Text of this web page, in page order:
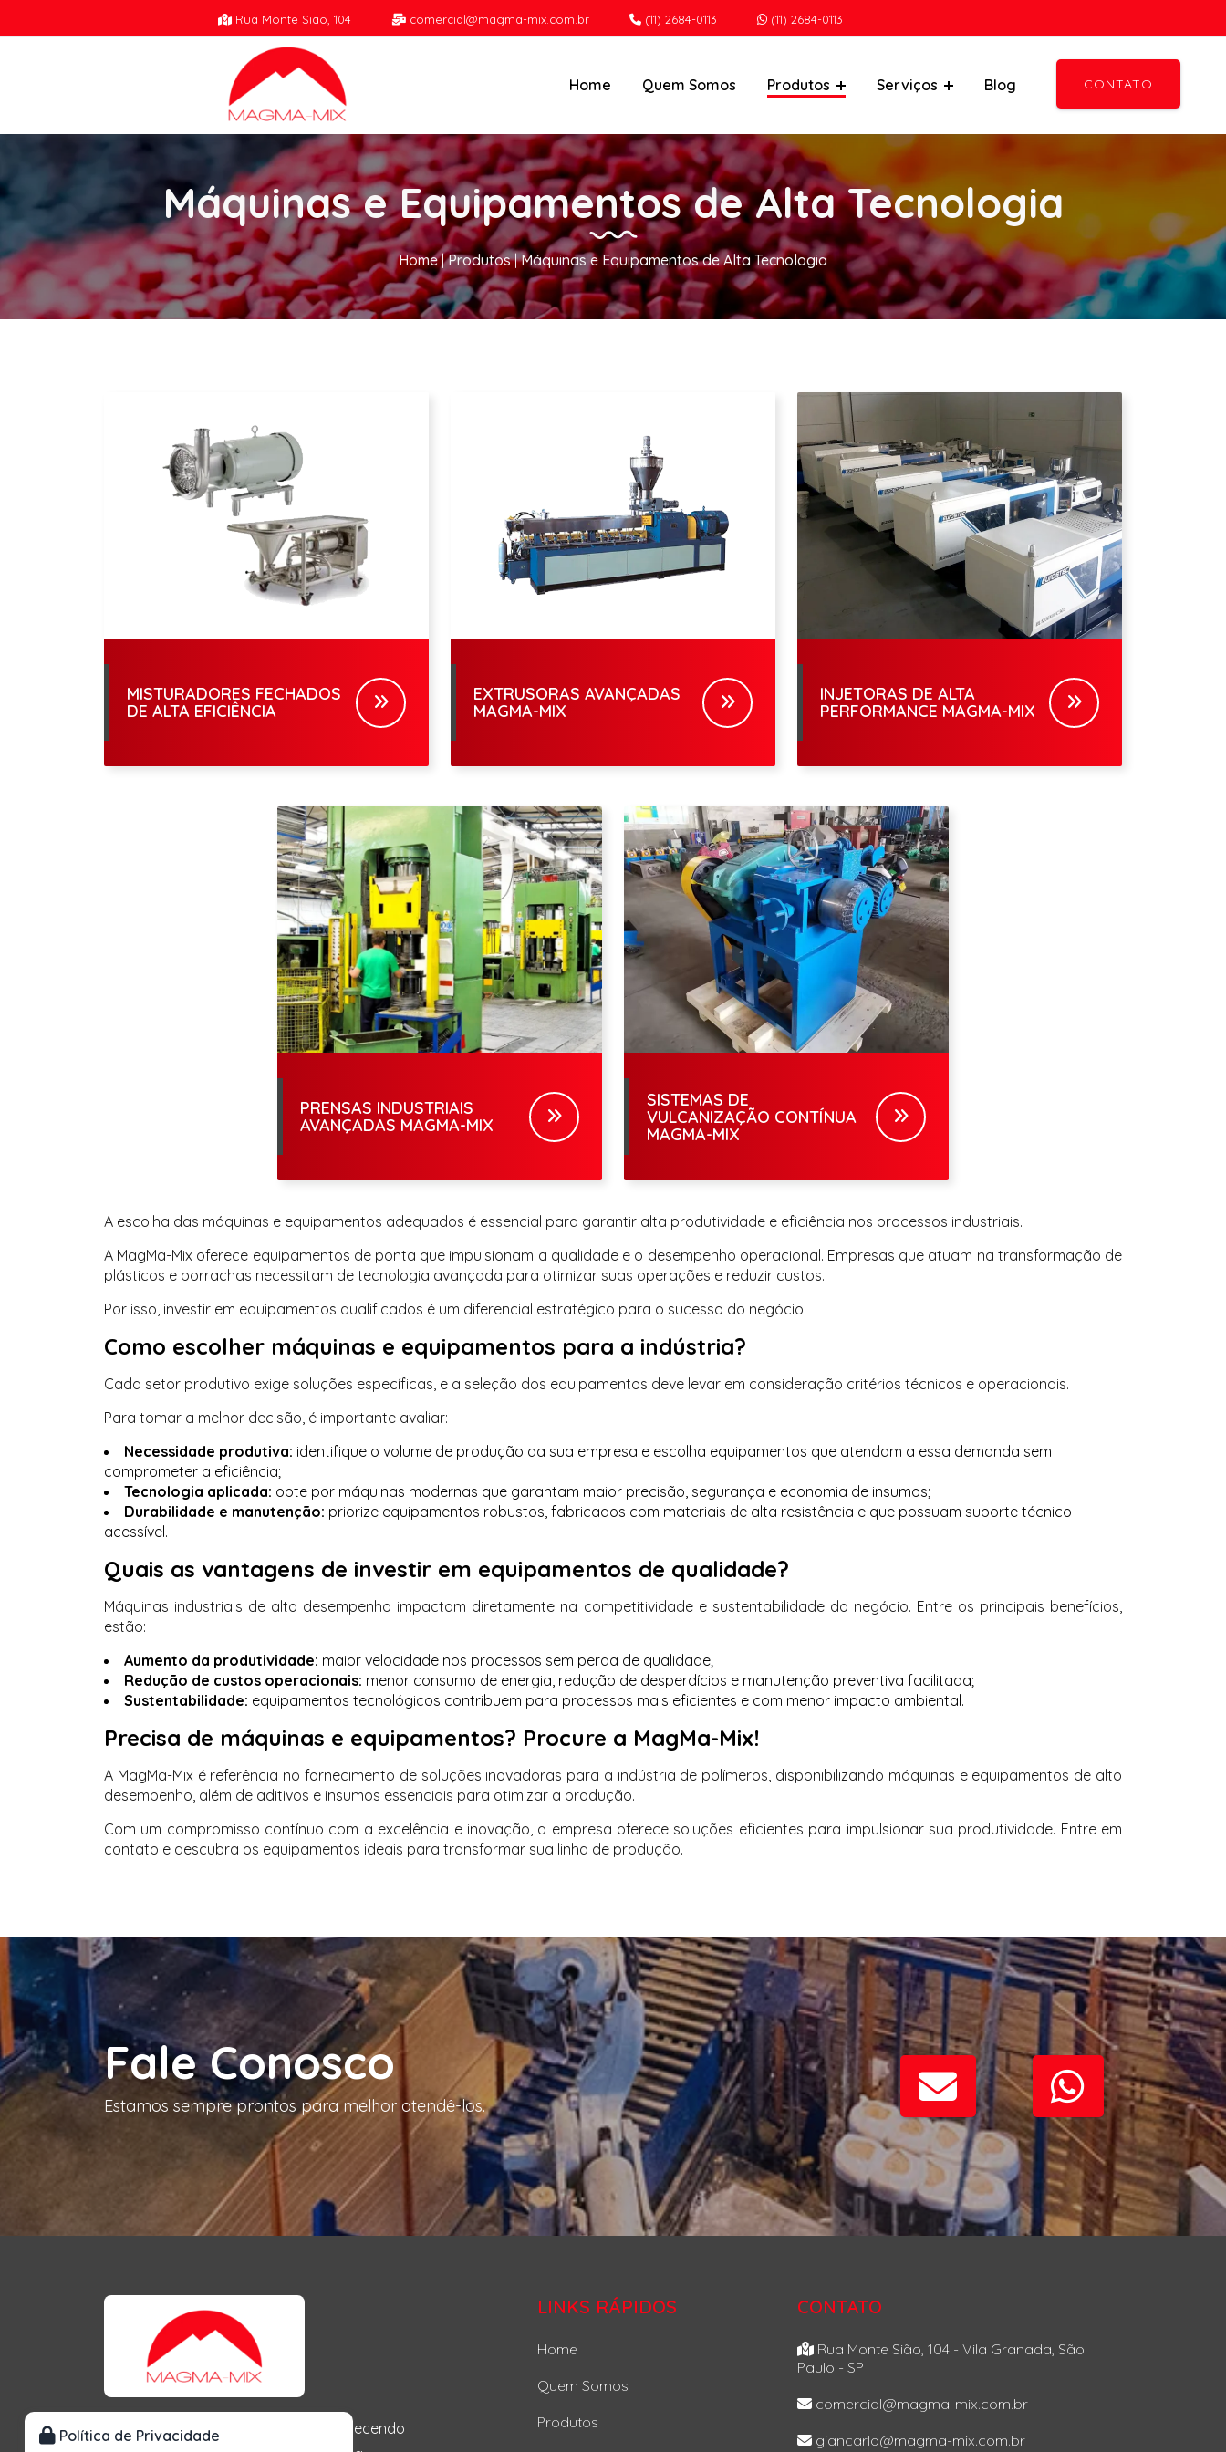
Rua Monte Sião, 104 comercial@magma-mix.com.br (11) 2684-0113 (11) 2684-0113
Home Quem Somos Produtos Serviços Blog CONTATO
Máquinas e Equipamentos de Alta Tecnologia
Home|Produtos|Máquinas e Equipamentos de Alta Tecnologia
MISTURADORES FECHADOS
DE ALTA EFICIÊNCIA
EXTRUSORAS AVANÇADAS
MAGMA-MIX
INJETORAS DE ALTA
PERFORMANCE MAGMA-MIX
PRENSAS INDUSTRIAIS
AVANÇADAS MAGMA-MIX
SISTEMAS DE
VULCANIZAÇÃO CONTÍNUA
MAGMA-MIX
A escolha das máquinas e equipamentos adequados é essencial para garantir alta produtividade e eficiência nos processos industriais.
A MagMa-Mix oferece equipamentos de ponta que impulsionam a qualidade e o desempenho operacional. Empresas que atuam na transformação de
plásticos e borrachas necessitam de tecnologia avançada para otimizar suas operações e reduzir custos.
Por isso, investir em equipamentos qualificados é um diferencial estratégico para o sucesso do negócio.
Como escolher máquinas e equipamentos para a indústria?
Cada setor produtivo exige soluções específicas, e a seleção dos equipamentos deve levar em consideração critérios técnicos e operacionais.
Para tomar a melhor decisão, é importante avaliar:
Necessidade produtiva: identifique o volume de produção da sua empresa e escolha equipamentos que atendam a essa demanda sem
comprometer a eficiência;
Tecnologia aplicada: opte por máquinas modernas que garantam maior precisão, segurança e economia de insumos;
Durabilidade e manutenção: priorize equipamentos robustos, fabricados com materiais de alta resistência e que possuam suporte técnico
acessível.
Quais as vantagens de investir em equipamentos de qualidade?
Máquinas industriais de alto desempenho impactam diretamente na competitividade e sustentabilidade do negócio. Entre os principais benefícios,
estão:
Aumento da produtividade: maior velocidade nos processos sem perda de qualidade;
Redução de custos operacionais: menor consumo de energia, redução de desperdícios e manutenção preventiva facilitada;
Sustentabilidade: equipamentos tecnológicos contribuem para processos mais eficientes e com menor impacto ambiental.
Precisa de máquinas e equipamentos? Procure a MagMa-Mix!
A MagMa-Mix é referência no fornecimento de soluções inovadoras para a indústria de polímeros, disponibilizando máquinas e equipamentos de alto
desempenho, além de aditivos e insumos essenciais para otimizar a produção.
Com um compromisso contínuo com a excelência e inovação, a empresa oferece soluções eficientes para impulsionar sua produtividade. Entre em
contato e descubra os equipamentos ideais para transformar sua linha de produção.
Fale Conosco
Estamos sempre prontos para melhor atendê-los.
MagMa-Mix- Há mais de 20 anos fornecendo
LINKS RÁPIDOS
Home
Quem Somos
Produtos
CONTATO
Rua Monte Sião, 104 - Vila Granada, São
Paulo - SP
comercial@magma-mix.com.br
giancarlo@magma-mix.com.br
Política de Privacidade